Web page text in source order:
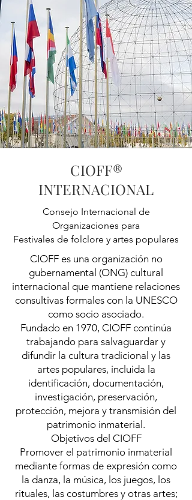
CIOFF®
INTERNACIONAL
Consejo Internacional de
Organizaciones para
Festivales de folclore y artes populares
CIOFF es una organización no
gubernamental (ONG) cultural
internacional que mantiene relaciones
consultivas formales con la UNESCO
como socio asociado.
Fundado en 1970, CIOFF continúa
trabajando para salvaguardar y
difundir la cultura tradicional y las
artes populares, incluida la
identificación, documentación,
investigación, preservación,
protección, mejora y transmisión del
patrimonio inmaterial.
Objetivos del CIOFF
Promover el patrimonio inmaterial
mediante formas de expresión como
la danza, la música, los juegos, los
rituales, las costumbres y otras artes;